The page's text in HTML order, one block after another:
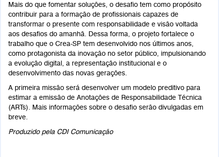
Mais do que fomentar soluções, o desafio tem como propósito
contribuir para a formação de profissionais capazes de
transformar o presente com responsabilidade e visão voltada
aos desafios do amanhã. Dessa forma, o projeto fortalece o
trabalho que o Crea-SP tem desenvolvido nos últimos anos,
como protagonista da inovação no setor público, impulsionando
a evolução digital, a representação institucional e o
desenvolvimento das novas gerações.
A primeira missão será desenvolver um modelo preditivo para
estimar a emissão de Anotações de Responsabilidade Técnica
(ARTs). Mais informações sobre o desafio serão divulgadas em
breve.
Produzido pela CDI Comunicação